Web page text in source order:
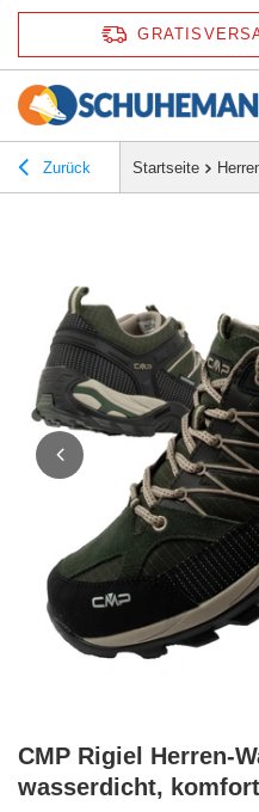
Zurück Startseite
CMP Rigiel Herren-
wasserdicht,